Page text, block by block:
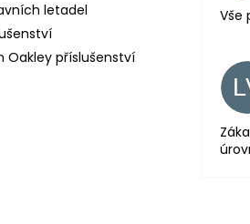
letadel
Oakley příslušenství
Vše